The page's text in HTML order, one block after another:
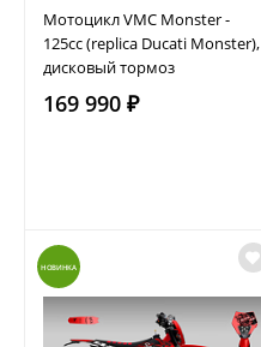
Мотоцикл VMC Monster -
125сс (replica Ducati Monster),
дисковый тормоз
169 990 ₽
НОВИНКА